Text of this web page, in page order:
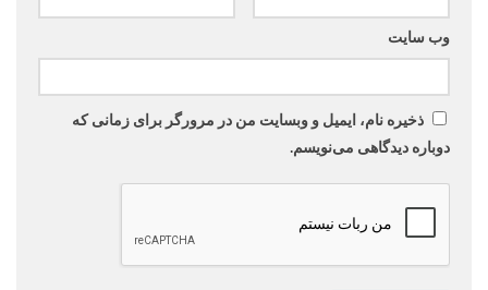
وب‌ سایت
ذخیره نام، ایمیل و وبسایت من در مرورگر برای زمانی که
دوباره دیدگاهی می‌نویسم.